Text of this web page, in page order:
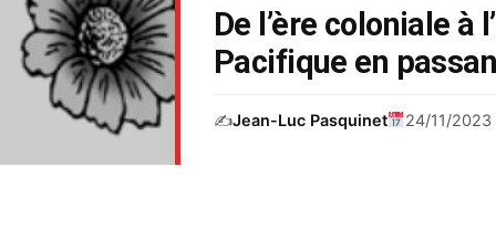
De l’ère coloniale
Pacifique en
✍️Jean-Luc Pasquinet 24/11/2023